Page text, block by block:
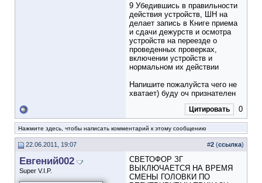
9 Убедившись в правильности
действия устройств, ШН на
делает запись в Книге приема
и сдачи дежурств и осмотра
устройств на переезде о
проведенных проверках,
включении устройств и
нормальном их действии
Напишите пожалуйста чего не
хватает) буду оч признателен
Цитировать 0
Нажмите здесь, чтобы написать комментарий к этому сообщению
22.06.2011, 19:07 #2 (ссылка)
Евгений002
Super V.I.P.
СВЕТОФОР ЗГ
ВЫКЛЮЧАЕТСЯ НА ВРЕМЯ
СМЕНЫ ГОЛОВКИ ПО